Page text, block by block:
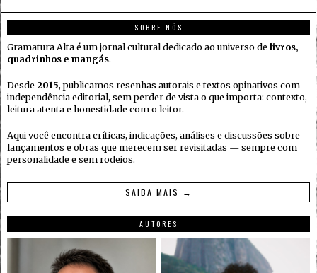
SOBRE NÓS
Gramatura Alta é um jornal cultural dedicado ao universo de livros,
quadrinhos e mangás.
Desde 2015, publicamos resenhas autorais e textos opinativos com
independência editorial, sem perder de vista o que importa: contexto,
leitura atenta e honestidade com o leitor.
Aqui você encontra críticas, indicações, análises e discussões sobre
lançamentos e obras que merecem ser revisitadas — sempre com
personalidade e sem rodeios.
SAIBA MAIS →
AUTORES